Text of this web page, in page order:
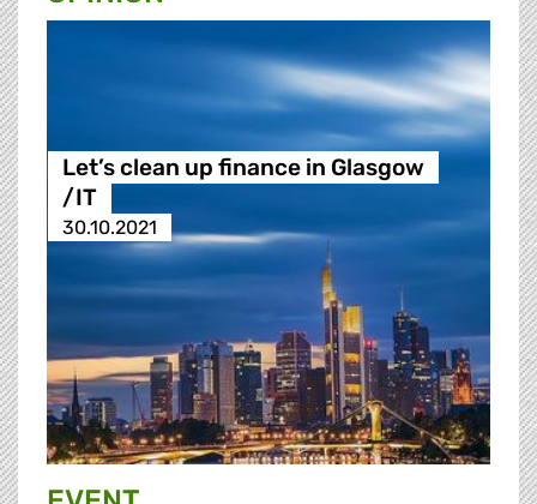
Let’s clean up finance in Glasgow
/IT
30.10.2021